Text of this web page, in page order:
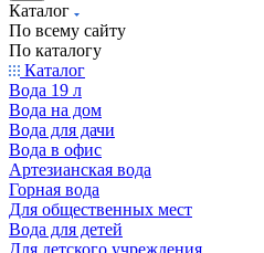
Каталог
По всему сайту
По каталогу
Каталог
Вода 19 л
Вода на дом
Вода для дачи
Вода в офис
Артезианская вода
Горная вода
Для общественных мест
Вода для детей
Для детского учреждения